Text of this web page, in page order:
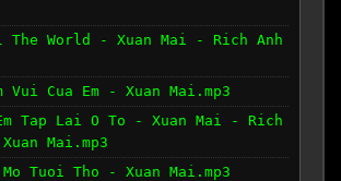
World - Xuan Mai - Rich Anh
Cua Em - Xuan Mai.mp3
Tap Lai O To - Xuan Mai - Rich
Mai.mp3
Tuoi Tho - Xuan Mai.mp3